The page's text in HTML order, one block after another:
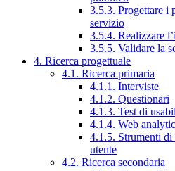
3.5.3. Progettare i
servizio
3.5.4. Realizzare
3.5.5. Validare la
4. Ricerca progettuale
4.1. Ricerca primaria
4.1.1. Interviste
4.1.2. Questionari
4.1.3. Test di
4.1.4. Web
4.1.5. Strumenti di
utente
4.2. Ricerca secondaria